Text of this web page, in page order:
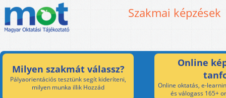
Szakmai képzések
Milyen szakmát válassz?
Pályaorientációs tesztünk segít kideríteni,
milyen munka illik Hozzád
Online
Online oktatás, e-
és válogass 165+